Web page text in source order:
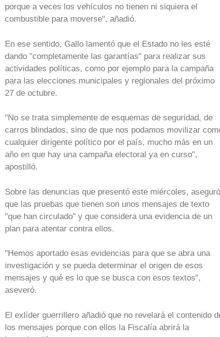
porque a veces los vehículos no tienen ni siquiera el
combustible para moverse", añadió.
En ese sentido, Gallo lamentó que el Estado no les esté
dando "completamente las garantías" para realizar sus
actividades políticas, como por ejemplo para la campaña
para las elecciones municipales y regionales del próximo
27 de octubre.
"No se trata simplemente de esquemas de seguridad, de
carros blindados, sino de que nos podamos movilizar
cualquier dirigente político por el país, mucho más en un
año en que hay una campaña electoral ya en curso",
apostilló.
Sobre las denuncias que presentó este miércoles, aseguró
que las pruebas que tienen son unos mensajes de texto
"que han circulado" y que considera una evidencia de un
plan para atentar contra ellos.
"Hemos aportado esas evidencias para que se abra una
investigación y se pueda determinar el origen de esos
mensajes y qué es lo que se busca con esos textos",
aseveró.
El exlíder guerrillero añadió que no revelará el contenido
los mensajes porque con ellos la Fiscalía abrirá la